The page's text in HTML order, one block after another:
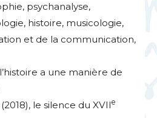
psychanalyse,
histoire, musicologie,
et de la communication,
a une manière de
le silence du XVIIe